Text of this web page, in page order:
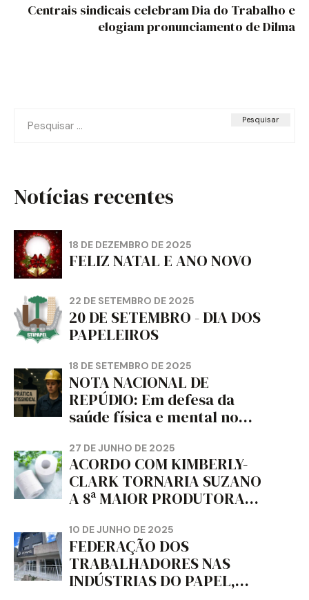
Centrais sindicais celebram Dia do Trabalho e
elogiam pronunciamento de Dilma
por:
Notícias recentes
18 DE DEZEMBRO DE 2025
FELIZ NATAL E ANO NOVO
22 DE SETEMBRO DE 2025
20 DE SETEMBRO - DIA DOS
PAPELEIROS
18 DE SETEMBRO DE 2025
NOTA NACIONAL DE
REPÚDIO: Em defesa da
saúde física e mental no
da dignidade sindical.
27 DE JUNHO DE 2025
ACORDO COM KIMBERLY-
CLARK TORNARIA SUZANO
A 8ª MAIOR PRODUTORA
MUNDO, DIZ FITCH
10 DE JUNHO DE 2025
FEDERAÇÃO DOS
TRABALHADORES NAS
INDÚSTRIAS DO PAPEL,